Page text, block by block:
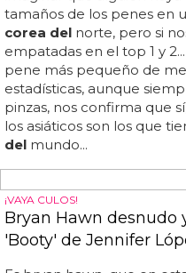
años de batallas legales,
reconocimiento de los
mismo sexo en la nación
investigador de amnistía
calificó la sentencia de
los derechos humanos en
descorazonador que en
sigan enfrentándose a